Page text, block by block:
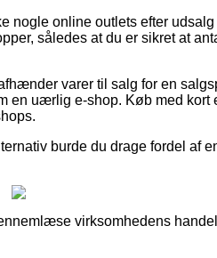
online outlets efter udsalg
således at du er sikret at
varer til salg for en
en uærlig e-shop. Køb med kort
burde du drage fordel af
virksomhedens